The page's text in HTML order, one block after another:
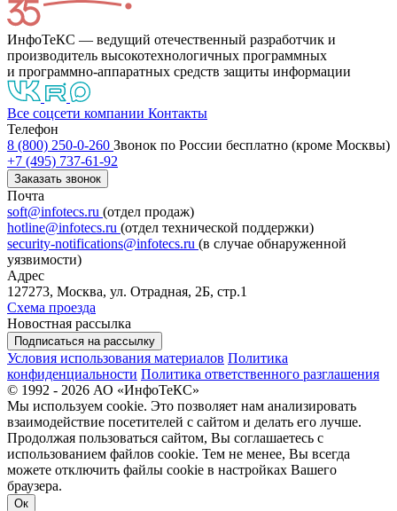
ИнфоТеКС — ведущий отечественный разработчик и
производитель высокотехнологичных программных
и программно-аппаратных средств защиты информации
Все соцсети компании Контакты
Телефон
8 (800) 250-0-260 Звонок по России бесплатно (кроме Москвы)
+7 (495) 737-61-92
Заказать звонок
Почта
soft@infotecs.ru (отдел продаж)
hotline@infotecs.ru (отдел технической поддержки)
security-notifications@infotecs.ru (в случае обнаруженной
уязвимости)
Адрес
127273, Москва, ул. Отрадная, 2Б, стр.1
Схема проезда
Новостная рассылка
Подписаться на рассылку
Условия использования материалов Политика
конфиденциальности Политика ответственного разглашения
© 1992 - 2026 АО «ИнфоТеКС»
Мы используем cookie. Это позволяет нам анализировать
взаимодействие посетителей с сайтом и делать его лучше.
Продолжая пользоваться сайтом, Вы соглашаетесь с
использованием файлов cookie. Тем не менее, Вы всегда
можете отключить файлы cookie в настройках Вашего
браузера.
Ок